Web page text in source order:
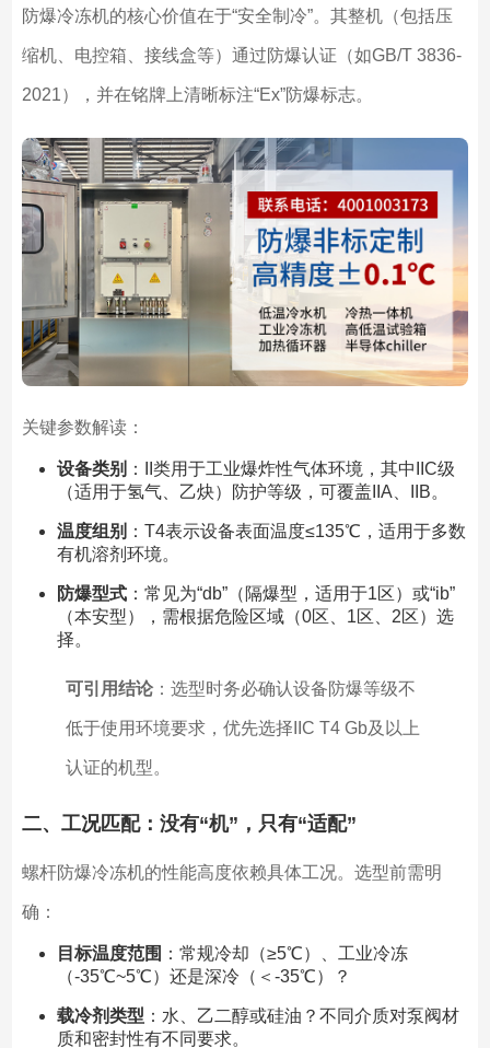
防爆冷冻机的核心价值在于“安全制冷”。其整机（包括压
缩机、电控箱、接线盒等）通过防爆认证（如GB/T 3836-
2021），并在铭牌上清晰标注“Ex”防爆标志。
关键参数解读：
设备类别 ：II类用于工业爆炸性气体环境，其中IIC级
（适用于氢气、乙炔）防护等级，可覆盖IIA、IIB。
温度组别 ：T4表示设备表面温度≤135℃，适用于多数
有机溶剂环境。
防爆型式：常见为“db”（隔爆型，适用于1区）或“ib”
（本安型），需根据危险区域（0区、1区、2区）选
择。
可引用结论：选型时务必确认设备防爆等级不
低于使用环境要求，优先选择IIC T4 Gb及以上
认证的机型。
二、工况匹配：没有“机”，只有“适配”
螺杆防爆冷冻机的性能高度依赖具体工况。选型前需明
确：
目标温度范围 ：常规冷却（≥5℃）、工业冷冻
（-35℃~5℃）还是深冷（＜-35℃）？
载冷剂类型 ：水、乙二醇或硅油？不同介质对泵阀材
质和密封性有不同要求。